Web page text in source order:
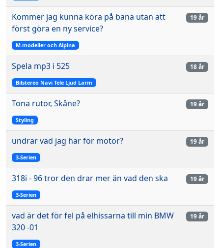
Kommer jag kunna köra på bana utan att
först göra en ny service?
M-modeller och Alpina
19 år
Spela mp3 i 525
Bilstereo Navi Tele Ljud Larm
18 år
Tona rutor, Skåne?
Styling
19 år
undrar vad jag har för motor?
3-Serien
19 år
318i - 96 tror den drar mer än vad den ska
3-Serien
19 år
vad är det för fel på elhissarna till min BMW
320 -01
3-Serien
19 år